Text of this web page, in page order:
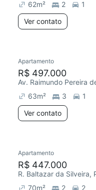
62m² 2
1
Ver contato
Apartamento
R$ 497.000
Av. Raimundo Pereira
63m² 3
1
Ver contato
Apartamento
R$ 447.000
R. Baltazar da Silveira,
70m² 2 2